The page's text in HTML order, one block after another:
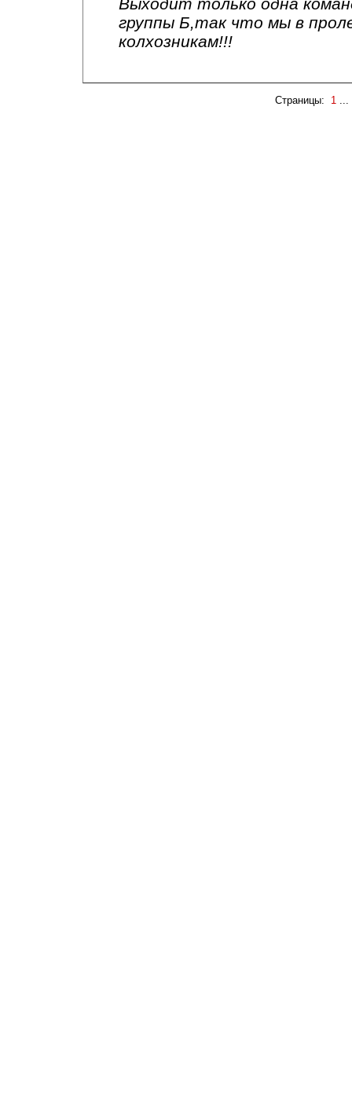
группы Б,так что мы в
колхозникам!!!
Страницы: 1 ...